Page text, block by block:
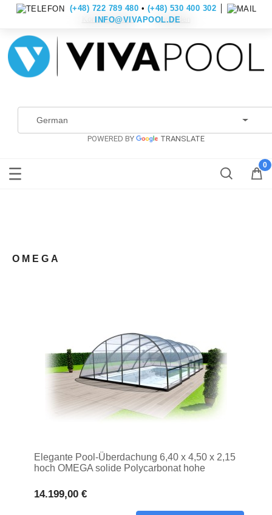
Konto erstellen Anmelden
POWERED BY TRANSLATE
(+48) 722 789 480 • (+48) 530 400 302
INFO@VIVAPOOL.DE
OMEGA
Elegante Pool-Überdachung 6,40 x 4,50 x 2,15
hoch OMEGA solide Polycarbonat hohe
14.199,00 €